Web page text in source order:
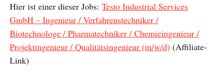
Hier ist einer dieser Jobs: Testo Industrial Services
GmbH – Ingenieur / Verfahrenstechniker /
Biotechnologe / Pharmatechniker / Chemieingenieur /
Projektingenieur / Qualitätsingenieur (m/w/d) (Affiliate-
Link)